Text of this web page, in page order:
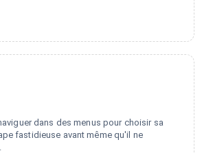
dans des menus pour choisir sa
fastidieuse avant même qu'il ne